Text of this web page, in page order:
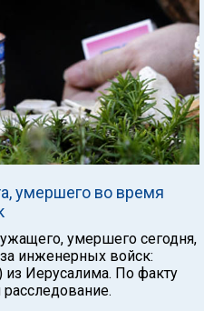
умершего во время
умершего сегодня,
инженерных войск:
Иерусалима. По факту